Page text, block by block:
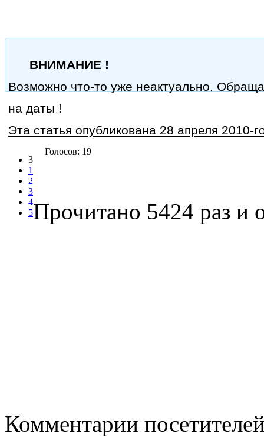
ВНИМАНИЕ !
Возможно что-то уже неактуально.
на даты !
Эта статья опубликована 28 апреля 2010-
3
1
2
3
4
5
Голосов: 19
Прочитано 5424 раз и
Комментарии